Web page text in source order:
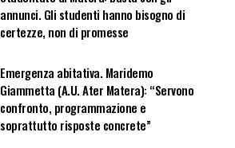
annunci. Gli studenti hanno bisogno di
certezze, non di promesse
Emergenza abitativa. Maridemo
Giammetta (A.U. Ater Matera): “Servono
confronto, programmazione e
soprattutto risposte concrete”